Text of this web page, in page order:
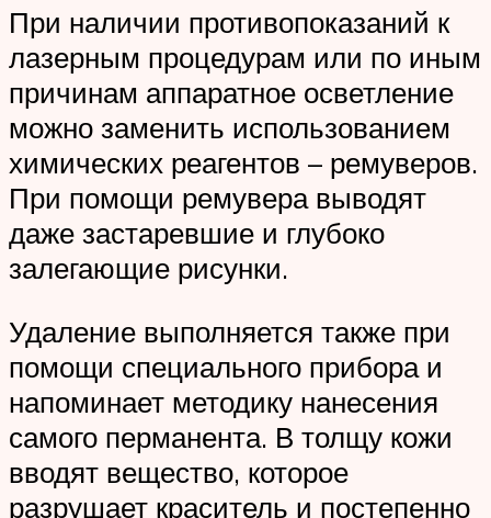
При наличии противопоказаний к
лазерным процедурам или по иным
причинам аппаратное осветление
можно заменить использованием
химических реагентов – ремуверов.
При помощи ремувера выводят
даже застаревшие и глубоко
залегающие рисунки.
Удаление выполняется также при
помощи специального прибора и
напоминает методику нанесения
самого перманента. В толщу кожи
вводят вещество, которое
разрушает краситель и постепенно